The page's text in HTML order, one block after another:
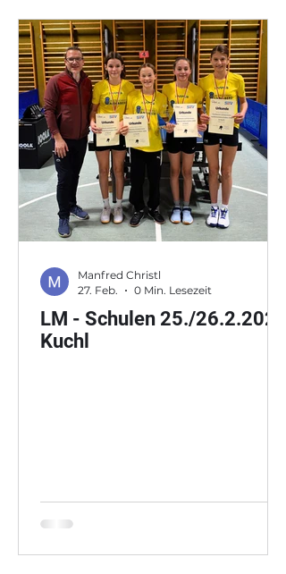
männlich v.l.: Sams Simon,
Weinzierl Sebastian, Blersch Leo,
Matschitsch Matti und Obmann-
Stv. Eichinger Christoph U19 Einzel
weiblich v.l.: STTV-Präsident
Windischbauer Walter,
Matschitsch Melina, Dür
LM - Schulen 25./26.2.2026
Kuchl
Manfred Christl
27. Feb.
0 Min. Lesezeit